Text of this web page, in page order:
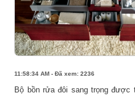
11:58:34 AM - Đã xem: 2236
Bộ bồn rửa đôi sang trọng